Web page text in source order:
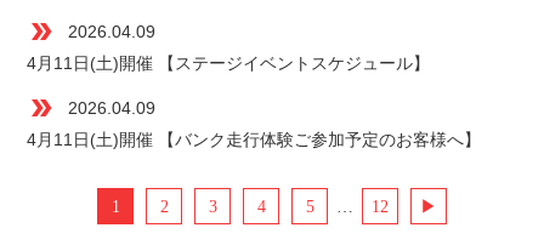
double_arrow
2026.04.09
4月11日(土)開催 【ステージイベントスケジュール】
double_arrow
2026.04.09
4月11日(土)開催 【バンク走行体験ご参加予定のお客様へ】
1 2 3 4 5 12 ▶︎